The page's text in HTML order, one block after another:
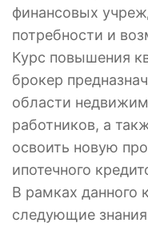
финансовых
потребности и
Курс повышения
брокер
области
работников, а
освоить новую
ипотечного
В рамках данного
следующие